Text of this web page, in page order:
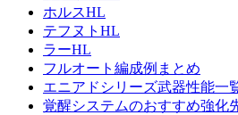
ホルスHL
テフヌトHL
ラーHL
フルオート編成例まとめ
エニアドシリーズ武器性能一
覚醒システムのおすすめ強化